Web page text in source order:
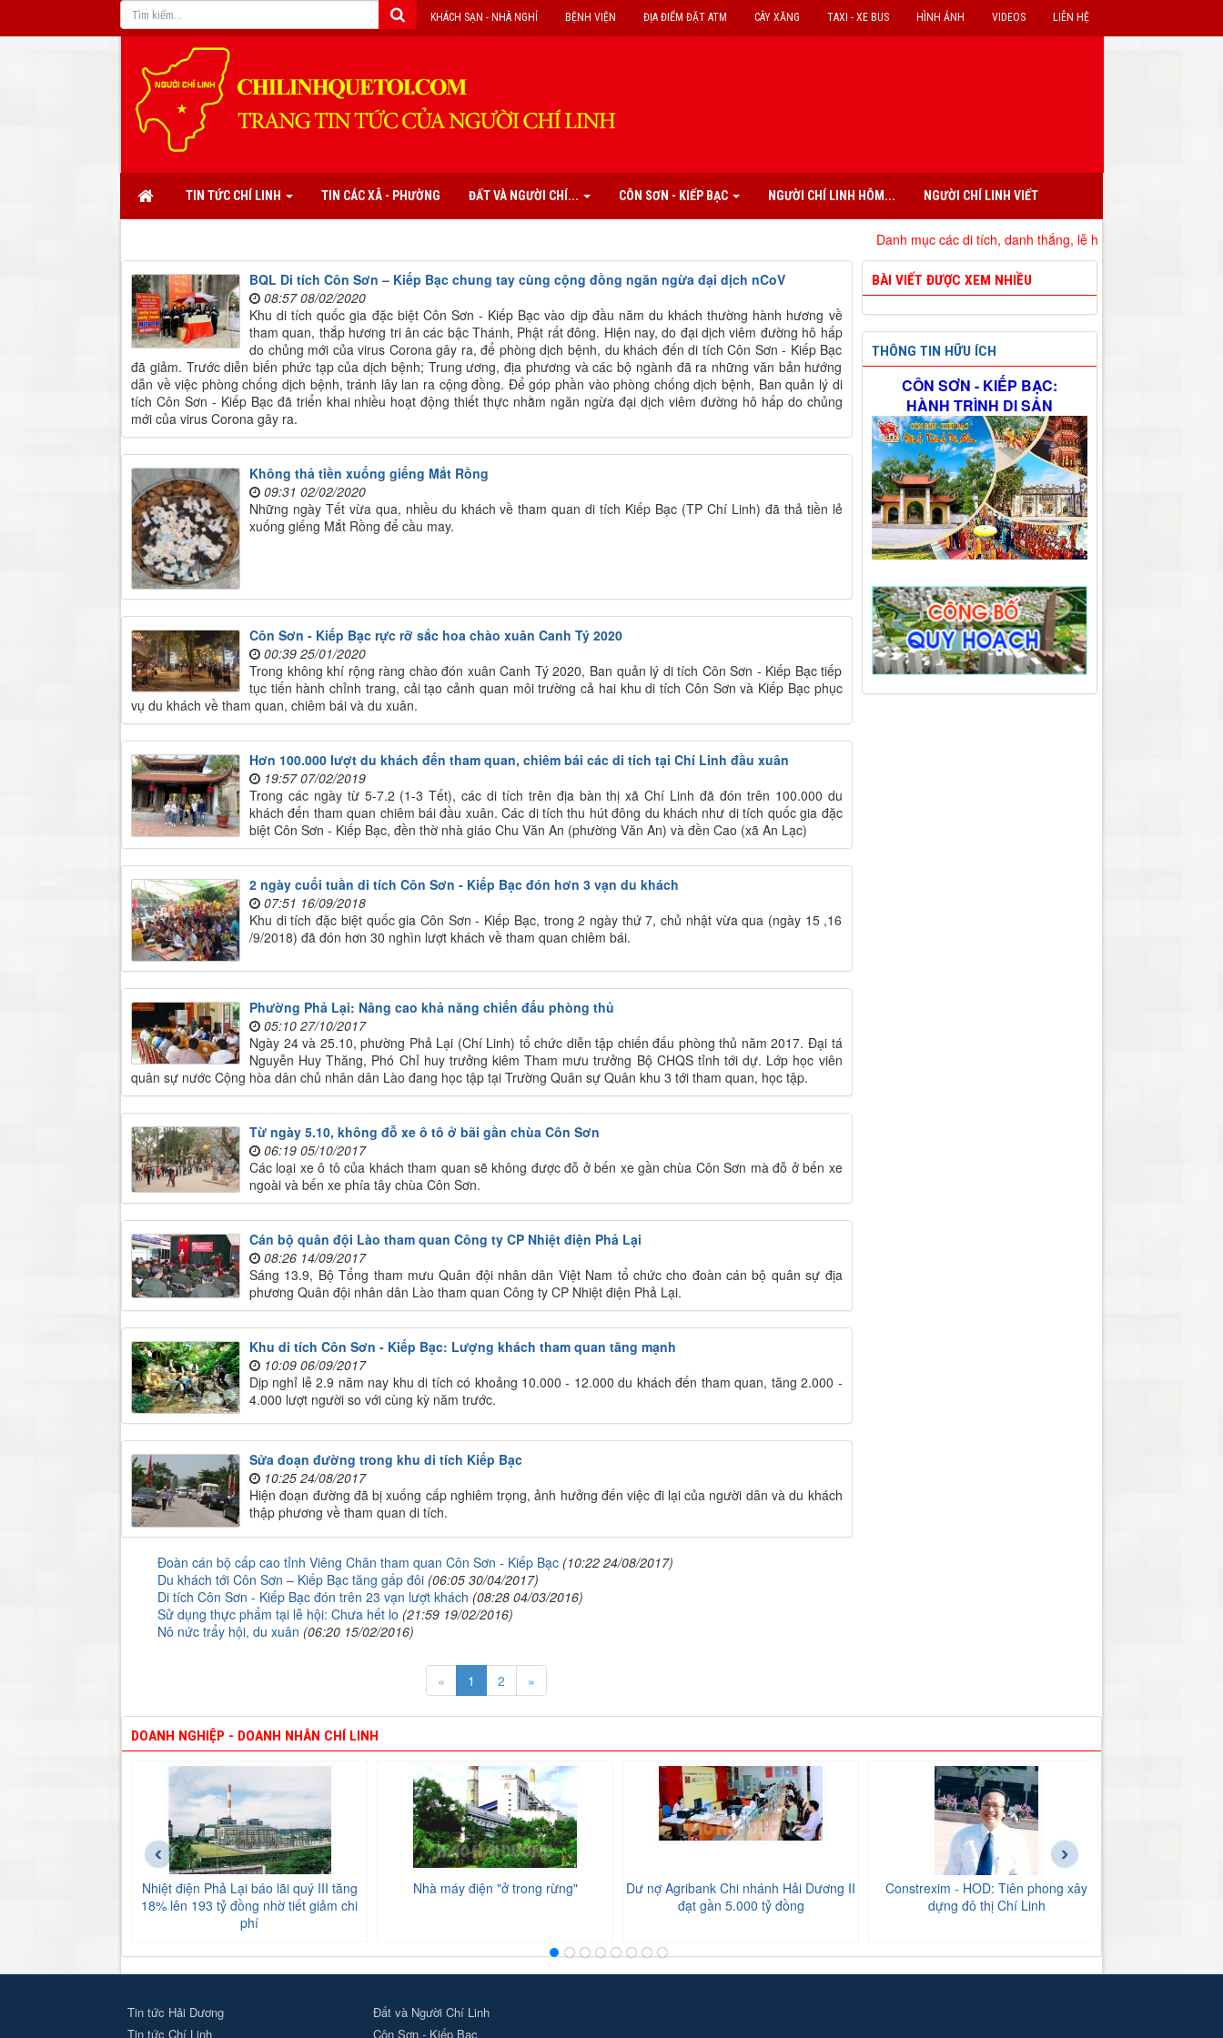
LIÊN HỆ
VIDEOS
HÌNH ẢNH
TAXI - XE BUS
CÂY XĂNG
ĐỊA ĐIỂM ĐẶT ATM
BỆNH VIỆN
KHÁCH SẠN - NHÀ NGHỈ
TIN TỨC CHÍ LINH TIN CÁC XÃ - PHƯỜNG ĐẤT VÀ NGƯỜI CHÍ... CÔN SƠN - KIẾP BẠC NGƯỜI CHÍ LINH HÔM... NGƯỜI CHÍ LINH VIẾT
Danh mục các di tích, danh thắng, lễ hội, bảo vật quốc gia đã xếp
BQL Di tích Côn Sơn – Kiếp Bạc chung tay cùng cộng đồng ngăn ngừa đại dịch nCoV
08:57 08/02/2020
Khu di tích quốc gia đặc biệt Côn Sơn - Kiếp Bạc vào dịp đầu năm du khách thường hành hương về
tham quan, thắp hương tri ân các bậc Thánh, Phật rất đông. Hiện nay, do đại dịch viêm đường hô hấp
do chủng mới của virus Corona gây ra, để phòng dịch bệnh, du khách đến di tích Côn Sơn - Kiếp Bạc
đã giảm. Trước diễn biến phức tạp của dịch bệnh; Trung ương, địa phương và các bộ ngành đã ra những văn bản hướng
dẫn về việc phòng chống dịch bệnh, tránh lây lan ra cộng đồng. Để góp phần vào phòng chống dịch bệnh, Ban quản lý di
tích Côn Sơn - Kiếp Bạc đã triển khai nhiều hoạt động thiết thực nhằm ngăn ngừa đại dịch viêm đường hô hấp do chủng
mới của virus Corona gây ra.
Không thả tiền xuống giếng Mắt Rồng
09:31 02/02/2020
Những ngày Tết vừa qua, nhiều du khách về tham quan di tích Kiếp Bạc (TP Chí Linh) đã thả tiền lẻ
xuống giếng Mắt Rồng để cầu may.
Côn Sơn - Kiếp Bạc rực rỡ sắc hoa chào xuân Canh Tý 2020
00:39 25/01/2020
Trong không khí rộng ràng chào đón xuân Canh Tý 2020, Ban quản lý di tích Côn Sơn - Kiếp Bạc tiếp
tục tiến hành chỉnh trang, cải tạo cảnh quan môi trường cả hai khu di tích Côn Sơn và Kiếp Bạc phục
vụ du khách về tham quan, chiêm bái và du xuân.
Hơn 100.000 lượt du khách đến tham quan, chiêm bái các di tích tại Chí Linh đầu xuân
19:57 07/02/2019
Trong các ngày từ 5-7.2 (1-3 Tết), các di tích trên địa bàn thị xã Chí Linh đã đón trên 100.000 du
khách đến tham quan chiêm bái đầu xuân. Các di tích thu hút đông du khách như di tích quốc gia đặc
biệt Côn Sơn - Kiếp Bạc, đền thờ nhà giáo Chu Văn An (phường Văn An) và đền Cao (xã An Lạc)
2 ngày cuối tuần di tích Côn Sơn - Kiếp Bạc đón hơn 3 vạn du khách
07:51 16/09/2018
Khu di tích đặc biệt quốc gia Côn Sơn - Kiếp Bạc, trong 2 ngày thứ 7, chủ nhật vừa qua (ngày 15 ,16
/9/2018) đã đón hơn 30 nghìn lượt khách về tham quan chiêm bái.
Phường Phả Lại: Nâng cao khả năng chiến đấu phòng thủ
05:10 27/10/2017
Ngày 24 và 25.10, phường Phả Lại (Chí Linh) tổ chức diễn tập chiến đấu phòng thủ năm 2017. Đại tá
Nguyễn Huy Thăng, Phó Chỉ huy trưởng kiêm Tham mưu trưởng Bộ CHQS tỉnh tới dự. Lớp học viên
quân sự nước Cộng hòa dân chủ nhân dân Lào đang học tập tại Trường Quân sự Quân khu 3 tới tham quan, học tập.
Từ ngày 5.10, không đỗ xe ô tô ở bãi gần chùa Côn Sơn
06:19 05/10/2017
Các loại xe ô tô của khách tham quan sẽ không được đỗ ở bến xe gần chùa Côn Sơn mà đỗ ở bến xe
ngoài và bến xe phía tây chùa Côn Sơn.
Cán bộ quân đội Lào tham quan Công ty CP Nhiệt điện Phả Lại
08:26 14/09/2017
Sáng 13.9, Bộ Tổng tham mưu Quân đội nhân dân Việt Nam tổ chức cho đoàn cán bộ quân sự địa
phương Quân đội nhân dân Lào tham quan Công ty CP Nhiệt điện Phả Lại.
Khu di tích Côn Sơn - Kiếp Bạc: Lượng khách tham quan tăng mạnh
10:09 06/09/2017
Dịp nghỉ lễ 2.9 năm nay khu di tích có khoảng 10.000 - 12.000 du khách đến tham quan, tăng 2.000 -
4.000 lượt người so với cùng kỳ năm trước.
Sửa đoạn đường trong khu di tích Kiếp Bạc
10:25 24/08/2017
Hiện đoạn đường đã bị xuống cấp nghiêm trọng, ảnh hưởng đến việc đi lại của người dân và du khách
thập phương về tham quan di tích.
Đoàn cán bộ cấp cao tỉnh Viêng Chăn tham quan Côn Sơn - Kiếp Bạc (10:22 24/08/2017)
Du khách tới Côn Sơn – Kiếp Bạc tăng gấp đôi (06:05 30/04/2017)
Di tích Côn Sơn - Kiếp Bạc đón trên 23 vạn lượt khách (08:28 04/03/2016)
Sử dụng thực phẩm tại lễ hội: Chưa hết lo (21:59 19/02/2016)
Nô nức trẩy hội, du xuân (06:20 15/02/2016)
« 1 2 »
BÀI VIẾT ĐƯỢC XEM NHIỀU
THÔNG TIN HỮU ÍCH
CÔN SƠN - KIẾP BẠC:
HÀNH TRÌNH DI SẢN
DOANH NGHIỆP - DOANH NHÂN CHÍ LINH
Nhiệt điện Phả Lại báo lãi quý III tăng
18% lên 193 tỷ đồng nhờ tiết giảm chi
phí
Nhà máy điện "ở trong rừng"
Dư nợ Agribank Chi nhánh Hải Dương II
đạt gần 5.000 tỷ đồng
Constrexim - HOD: Tiên phong xây
dựng đô thị Chí Linh
‹ ›
Tin tức Hải Dương
Tin tức Chí Linh
Đất và Người Chí Linh
Côn Sơn - Kiếp Bạc